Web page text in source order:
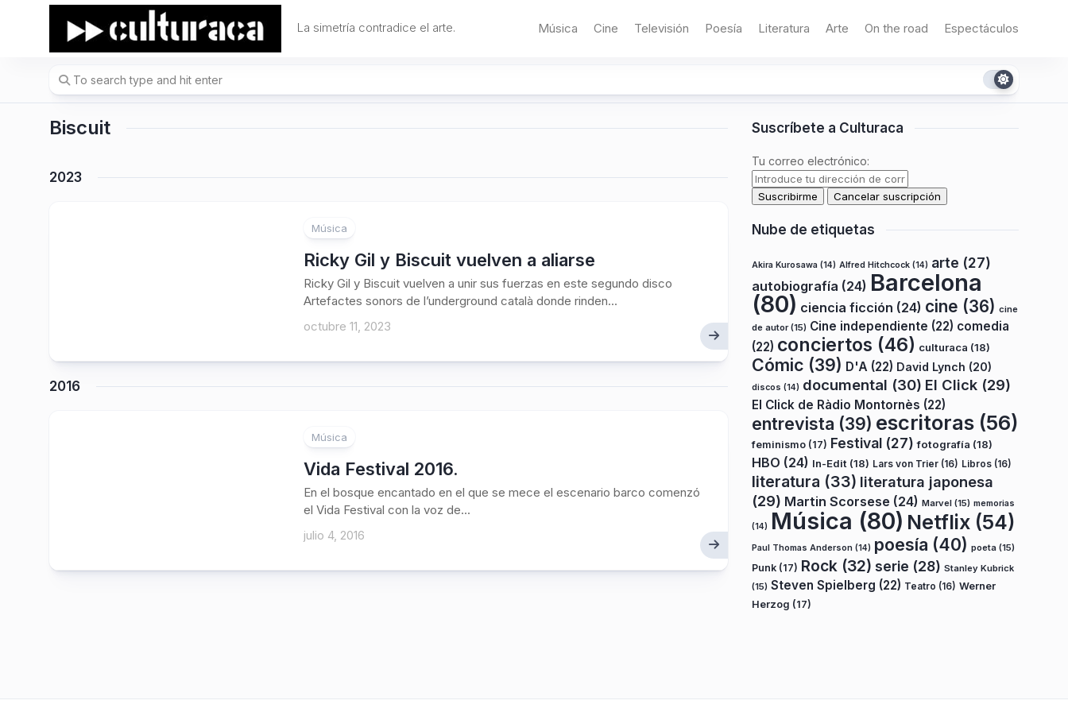
La simetría contradice el arte. Música Cine Televisión Poesía Literatura Arte On the road Espectáculos
Biscuit
2023
Música
Ricky Gil y Biscuit vuelven a aliarse
Ricky Gil y Biscuit vuelven a unir sus fuerzas en este segundo disco
Artefactes sonors de l’underground català donde rinden...
octubre 11, 2023
2016
Música
Vida Festival 2016.
En el bosque encantado en el que se mece el escenario barco comenzó
el Vida Festival con la voz de...
julio 4, 2016
Suscríbete a Culturaca
Tu correo electrónico:
Nube de etiquetas
Akira Kurosawa (14) Alfred Hitchcock (14) arte (27)
autobiografía (24) Barcelona
(80) ciencia ficción (24) cine (36) cine
de autor(15) Cine independiente (22) comedia
(22) conciertos (46) culturaca (18)
Cómic (39) D'A (22) David Lynch (20)
discos (14) documental (30) El Click (29)
El Click de Ràdio Montornès (22)
entrevista (39) escritoras (56)
feminismo (17) Festival (27) fotografía (18)
HBO (24) In-Edit (18) Lars von Trier (16) Libros (16)
literatura (33) literatura japonesa
(29) Martin Scorsese (24) Marvel (15) memorias
(14) Música (80) Netflix (54)
Paul Thomas Anderson (14) poesía (40) poeta (15)
Punk (17) Rock (32) serie (28) Stanley Kubrick
(15) Steven Spielberg (22) Teatro (16) Werner
Herzog (17)